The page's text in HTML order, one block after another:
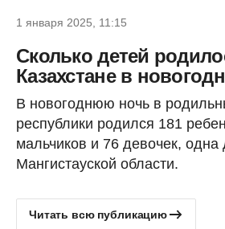
1 января 2025, 11:15
Сколько детей
Казахстане в
В новогоднюю ночь в
республики родился 181
мальчиков и 76 девочек, одна
Мангистауской области.
Читать всю публикацию